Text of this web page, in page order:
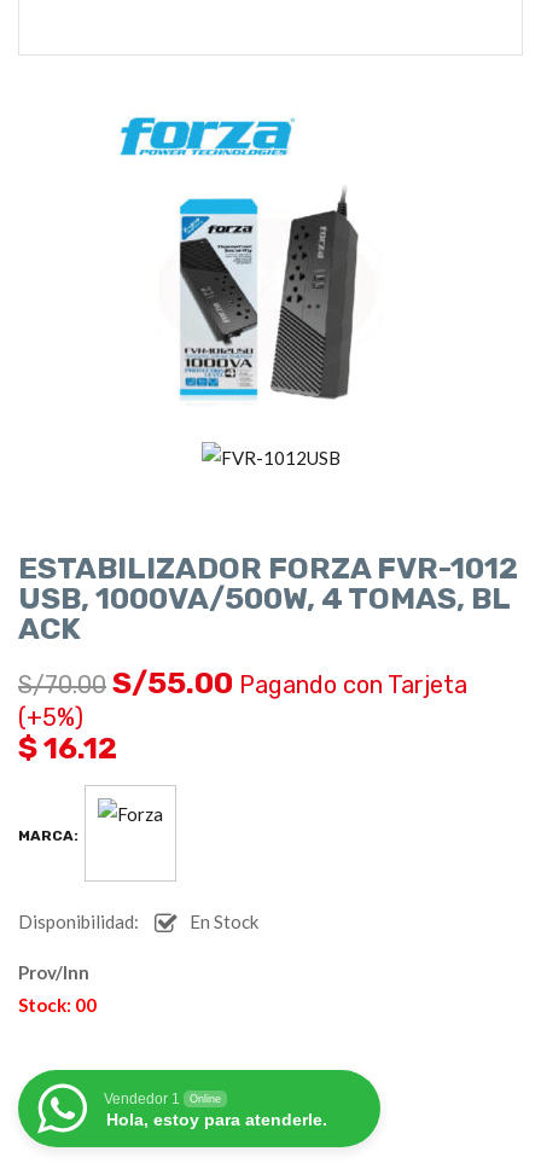
ESTABILIZADOR FORZA FVR-1012
USB, 1000VA/500W, 4 TOMAS, BL
ACK
S/70.00 S/55.00 Pagando con Tarjeta
(+5%)
$ 16.12
MARCA:
Disponibilidad: En Stock
Prov/Inn
Stock: 00
Vendedor 1 Online
Hola, estoy para atenderle.